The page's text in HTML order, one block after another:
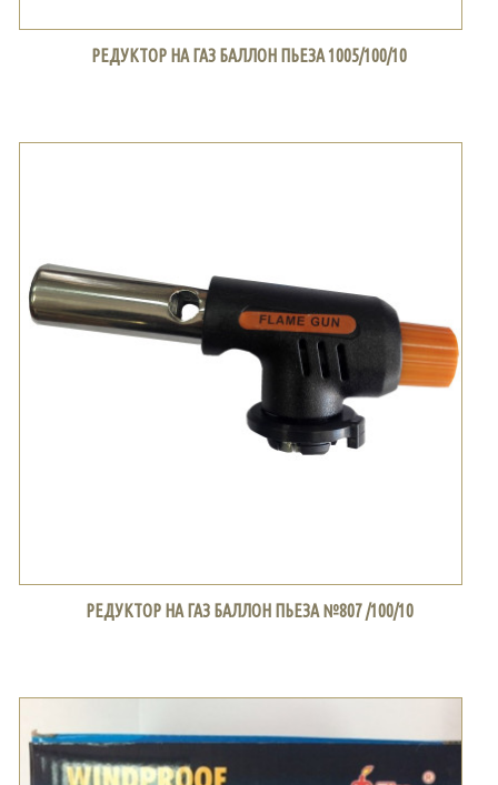
РЕДУКТОР НА ГАЗ БАЛЛОН ПЬЕЗА 1005/100/10
РЕДУКТОР НА ГАЗ БАЛЛОН ПЬЕЗА №807 /100/10